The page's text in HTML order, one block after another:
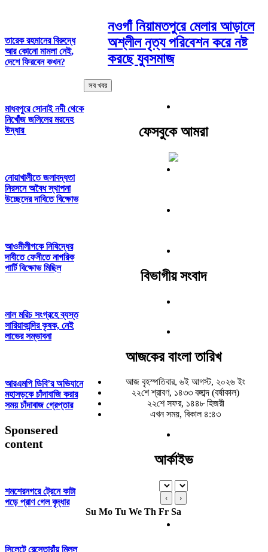
তারেক রহমানের বিরুদ্ধে
আর কোনো মামলা নেই,
দেশে ফিরবেন কখন?
মাধবপুরে সোনাই নদী থেকে
নিখোঁজ জলিলের মরদেহ
উদ্ধার
নোয়াখালীতে জলাবদ্ধতা
নিরসনে অবৈধ স্থাপনা
উচ্ছেদের দাবিতে বিক্ষোভ
আওমীলীগকে নিষিদ্ধের
দাবীতে ফেনীতে নাগরিক
পার্টি বিক্ষোভ মিছিল
লাল মরিচ সংগ্রহে ব্যস্ত
সারিয়াকান্দির কৃষক, নেই
লাভের সম্ভাবনা
আরএমপি ডিবি’র অভিযানে
মহাসড়কে চাঁদাবাজি করার
সময় চাঁদাবাজ গ্রেপ্তার
Sponsered
content
শমশেরনগরে ট্রেনে কাটা
পড়ে প্রাণ গেল বৃদ্ধার
সিলেটে রেস্তোরাঁয় মিলল
নওগাঁ নিয়ামতপুরে মেলার আড়ালে
অশ্লীল নৃত্য পরিবেশন করে নষ্ট
করছে যুবসমাজ
সব খবর
ফেসবুকে আমরা
বিভাগীয় সংবাদ
আজকের বাংলা তারিখ
আজ বৃহস্পতিবার, ৬ই আগস্ট, ২০২৬ ইং
২২শে শ্রাবণ, ১৪৩৩ বঙ্গাব্দ (বর্ষাকাল)
২২শে সফর, ১৪৪৮ হিজরী
এখন সময়, বিকাল ৪:৪৩
আর্কাইভ
‹ ›
Su Mo Tu We Th Fr Sa